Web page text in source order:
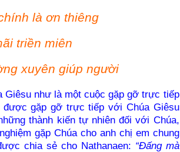
là ơn thiêng
triền miên
xuyên giúp người
Giêsu như là một cuộc gặp gỡ trực tiếp
gặp gỡ trực tiếp với Chúa Giêsu
thành kiến tự nhiên đối với Chúa,
gặp Chúa cho anh chị em chung
chia sẻ cho Nathanaen: “Ðấng mà